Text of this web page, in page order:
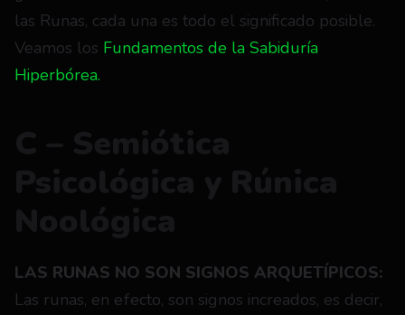
las Runas, cada una es todo el significado posible.
Veamos los Fundamentos de la Sabiduría
Hiperbórea.
LAS RUNAS NO SON SIGNOS ARQUETÍPICOS:
Las runas, en efecto, son signos increados, es decir,